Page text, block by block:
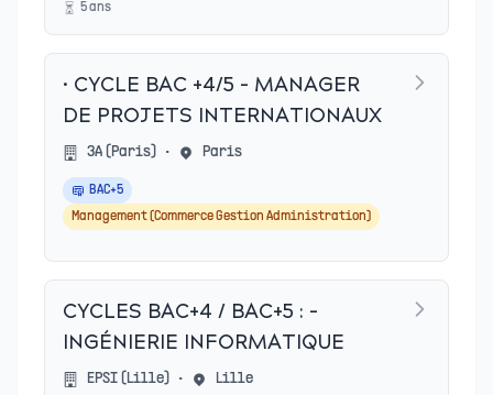
5ans
• CYCLE BAC +4/5 - MANAGER
DE PROJETS INTERNATIONAUX
3A (Paris) • Paris
BAC+5
Management (Commerce Gestion Administration)
CYCLES BAC+4 / BAC+5 : -
INGÉNIERIE INFORMATIQUE
EPSI (Lille) • Lille